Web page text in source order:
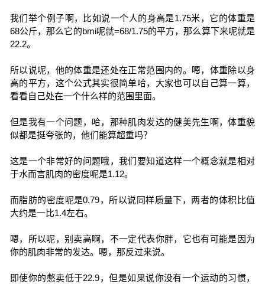
我们举个例子啊，比如说一个人的身高是1.75米，它的体重是
68公斤，那么它的bmi呢就=68/1.75的平方，那么算下来呢就是
22.2。
所以说呢，他的体重是还处在正常范围内的。嗯，体重除以身
高的平方，这个公式其实很简单哈，大家也可以自己算一算，
看看自己处在一个什么样的范围里面。
但是我有一个问题，哈，那种肌肉发达的健美先生啊，体重貌
似都是挺夸张的，他们能算超重吗？
这是一个非常好的问题哦，我们要知道这样一个概念就是相对
于水而言肌肉的密度呢是1.12。
而脂肪的密度呢是0.79，所以说同样质量下，两者的体积比值
大约是一比1.4左右。
嗯，所以呢，别卖高啊，不一定代表你胖，它也有可能是因为
你的肌肉非常的发达。嗯，那反过来说。
即使你的憋卖低于22.9，但是如果说你没有一个运动的习惯，